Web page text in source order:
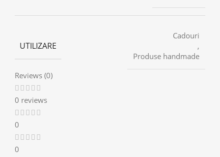
UTILIZARE
Cadouri
,
Produse handmade
Reviews (0)
0 reviews
0
0